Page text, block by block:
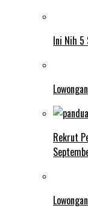
Ini Nih 5
Rekrut